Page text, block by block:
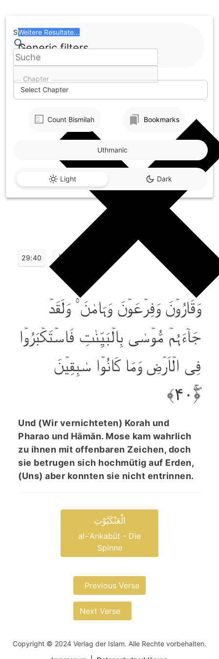
to
content
Chapter
Select Chapter
Search
Weitere Resultate...
Generic filters
Count Bismilah Bookmarks
Light Dark
Uthmanic
29:40
وَقَارُوۡنَ وَفِرۡعَوۡنَ وَہَامٰنَ ۟ وَلَقَدۡ
جَآءَہُمۡ مُّوۡسٰی بِالۡبَیِّنٰتِ فَاسۡتَکۡبَرُوۡا
فِی الۡاَرۡضِ وَمَا کَانُوۡا سٰبِقِیۡنَ
﴿ۚۖ۴۰﴾
Und (Wir vernichteten) Korah und
Pharao und Hāmān. Mose kam wahrlich
zu ihnen mit offenbaren Zeichen, doch
sie betrugen sich hochmütig auf Erden,
(Uns) aber konnten sie nicht entrinnen.
الْعَنْکَبُوْتِ
al-ʿAnkabūt - Die
Spinne
Previous Verse
Next Verse
Copyright © 2024 Verlag der Islam. Alle Rechte vorbehalten.